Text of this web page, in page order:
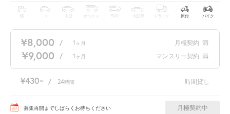
軽 中型 ボックス SUV 大型車 トラック 原付 バイク
¥8,000 / 1 ヶ月 月極契約 満
¥9,000 / 1 ヶ月 マンスリー契約 満
¥430 / 24時間 時間貸し
募集再開までしばらくお待ちください 月極契約中